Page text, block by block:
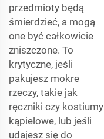
przedmioty będą
śmierdzieć, a mogą
one być całkowicie
zniszczone. To
krytyczne, jeśli
pakujesz mokre
rzeczy, takie jak
ręczniki czy kostiumy
kąpielowe, lub jeśli
udajesz się do